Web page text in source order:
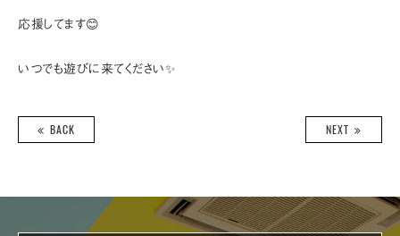
応援してます😊
いつでも遊びに来てください✨
BACK NEXT